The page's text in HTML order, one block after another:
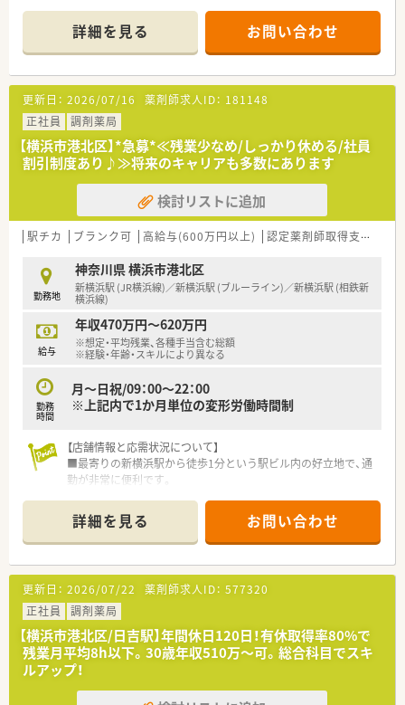
【店舗情報と応需状況について】
■最寄り駅の日吉駅から徒歩3分の好立地に位置しており、通勤
の利便性が非常に高い調剤薬局です。
■近隣の医療機関などから多岐にわたる面対応の処方せんを、1
日あたり30枚から40枚ほど応需しています。
■勤務するスタッフは常勤薬剤師1名とパート数名に加えて、常
時2名の医療事務が在籍する安心の体制です。
【職場環境と雰囲気】
■店舗内には最新の機材が導入されているため、過誤のリスクを
減らして安心して効率的にお仕事ができます。
■常時2名の医療事務が在籍して薬剤師をしっかりとサポートす
るため、調剤業務に専念しやすい環境です。
スタッフ同士が協力し合える職場環境です。
【こんな取り組みをしています】
■1200品目以上の豊富な医薬品を採用しており、多様な処方せ
んに迅速かつ正確に対応する体制を整えています。
■調剤過誤を未然に防ぐための最新システムを導入し、安心で安
■地域医療の質の向上を目指し、薬剤師会への加入や薬学生の実
務実習の受け入れを積極的に実施しています。
■年間休日が125日あり残業もほぼないため、プライベートの時
間や家族との生活を大切にしたい方に最適です。
■日吉駅から徒歩3分の好立地であるため、天候に左右されず毎
■単一の科目だけでなく複数科目の処方せんに触れることで、総
合的な調剤スキルを高めたい方にぴったりです。
詳細を見る お問い合わせ
更新日： 2026/07/16 薬剤師求人ID： 181148
正社員
調剤薬局
【横浜市港北区】*急募*≪残業少なめ/しっかり休める/社員
割引制度あり♪≫将来のキャリアも多数にあります
検討リストに追加
駅チカ ブランク可 高給与(600万円以上) 認定薬剤師取得支援あり
勤務地
神奈川県 横浜市港北区
新横浜駅 (JR横浜線)／新横浜駅 (ブルーライン)／新横浜駅 (相鉄新
横浜線)
給与
年収470万円～620万円
※想定・平均残業、各種手当含む総額
※経験・年齢・スキルにより異なる
勤務
時間
月～日祝/09：00～22：00
※上記内で1か月単位の変形労働時間制
【店舗情報と応需状況について】
■最寄りの新横浜駅から徒歩1分という駅ビル内の好立地で、通
勤が非常に便利です。
応需しています。
■1日の処方箋枚数は150～200枚で、常時8名の薬剤師が協力し
て対応します。
【求人情報について】
■ご経験やスキルを十分に考慮し、年収450万円から600万円の
範囲で決定します。
■毎年1回の定期昇給があり、加えて年2回・合計2ヶ月分の賞与
が支給されます。
■管理薬剤師手当や職能手当など、役割や能力に応じた各種手当
が充実しています。
詳細を見る お問い合わせ
更新日： 2026/07/22 薬剤師求人ID： 577320
正社員
調剤薬局
【横浜市港北区/日吉駅】年間休日120日！有休取得率80%で
残業月平均8h以下。30歳年収510万～可。総合科目でスキ
ルアップ！